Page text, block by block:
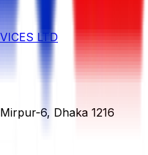
LTD
6, Dhaka 1216